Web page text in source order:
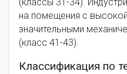
на помещения с
значительными
(класс 41-43).
Классификация по